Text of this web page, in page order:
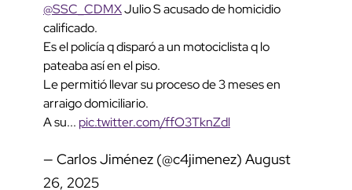
@SSC_CDMXJulio S acusado de homicidio
calificado.
Es el policía q disparó a un motociclista q lo
pateaba así en el piso.
Le permitió llevar su proceso de 3 meses en
arraigo domiciliario.
A su... pic.twitter.com/ffO3TknZdl
— Carlos Jiménez (@c4jimenez) August
26, 2025